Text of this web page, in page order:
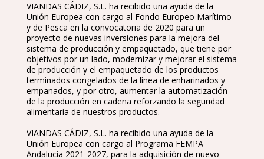
VIANDAS CÁDIZ, S.L. ha recibido una ayuda de la
Unión Europea con cargo al Fondo Europeo Marítimo
y de Pesca en la convocatoria de 2020 para un
proyecto de nuevas inversiones para la mejora del
sistema de producción y empaquetado, que tiene por
objetivos por un lado, modernizar y mejorar el sistema
de producción y el empaquetado de los productos
terminados congelados de la línea de enharinados y
empanados, y por otro, aumentar la automatización
de la producción en cadena reforzando la seguridad
alimentaria de nuestros productos.
VIANDAS CÁDIZ, S.L. ha recibido una ayuda de la
Unión Europea con cargo al Programa FEMPA
Andalucía 2021-2027, para la adquisición de nuevo